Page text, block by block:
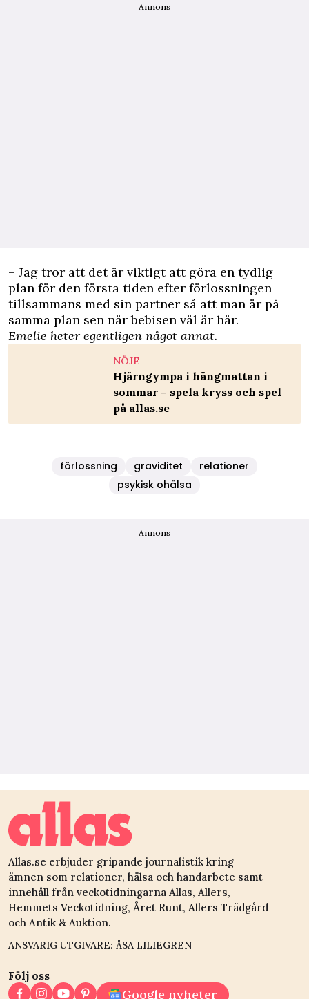
Annons
– Jag tror att det är viktigt att göra en tydlig
plan för den första tiden efter förlossningen
tillsammans med sin partner så att man är på
samma plan sen när bebisen väl är här.
Emelie heter egentligen något annat.
NÖJE
Hjärngympa i hängmattan i
sommar – spela kryss och spel
på allas.se
förlossning graviditet
relationer
psykisk ohälsa
Annons
Allas.se erbjuder gripande journalistik kring
ämnen som relationer, hälsa och handarbete samt
innehåll från veckotidningarna Allas, Allers,
Hemmets Veckotidning, Året Runt, Allers Trädgård
och Antik & Auktion.
ANSVARIG UTGIVARE: ÅSA LILIEGREN
Följ oss
Google nyheter